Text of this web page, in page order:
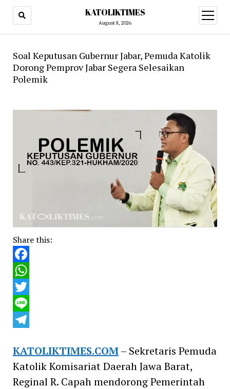
KATOLIKTIMES
August 8, 2026
open
menu
Soal Keputusan Gubernur Jabar, Pemuda Katolik
Dorong Pemprov Jabar Segera Selesaikan
Polemik
Share this:
Facebook
WhatsApp
Twitter
Line
KATOLIKTIMES.COM– Sekretaris Pemuda
Katolik Komisariat Daerah Jawa Barat,
Reginal R. Capah mendorong Pemerintah